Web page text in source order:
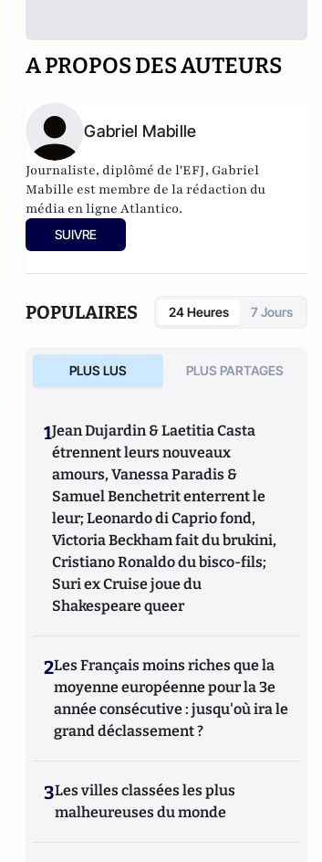
A PROPOS DES AUTEURS
Gabriel Mabille
Journaliste, diplômé de l'EFJ, Gabriel
Mabille est membre de la rédaction du
média en ligne Atlantico.
SUIVRE
POPULAIRES 24 Heures 7 Jours
PLUS LUS PLUS PARTAGES
1Jean Dujardin & Laetitia Casta
étrennent leurs nouveaux
amours, Vanessa Paradis &
Samuel Benchetrit enterrent le
leur; Leonardo di Caprio fond,
Victoria Beckham fait du brukini,
Cristiano Ronaldo du bisco-fils;
Suri ex Cruise joue du
Shakespeare queer
2Les Français moins riches que la
moyenne européenne pour la 3e
année consécutive : jusqu'où ira le
grand déclassement ?
3Les villes classées les plus
malheureuses du monde